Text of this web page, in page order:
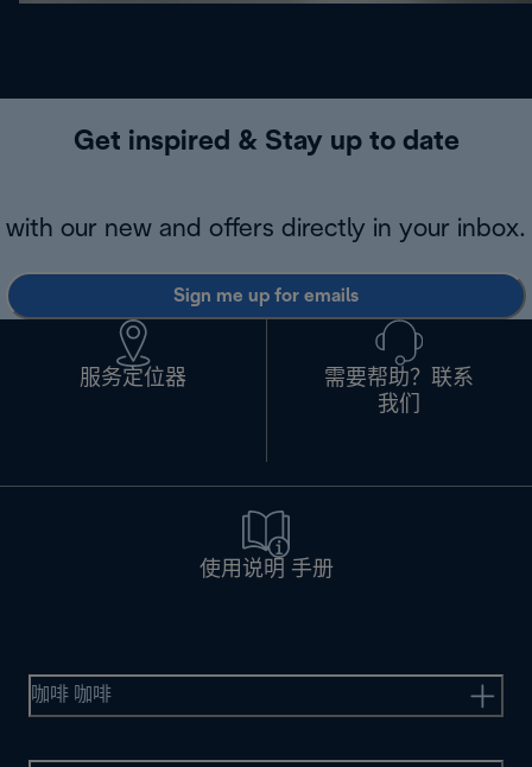
Get inspired & Stay up to date
with our new and offers directly in your inbox.
Sign me up for emails
服务定位器
需要帮助？联系
我们
使用说明 手册
咖啡 咖啡